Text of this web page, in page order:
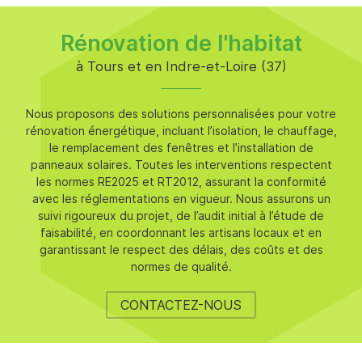
ACCUEIL
- EXTENSION
09 61 25 29
Rénovation de l'habitat
à Tours et en Indre-et-Loire (37)
Nous proposons des solutions personnalisées pour votre
rénovation énergétique, incluant l’isolation, le chauffage,
le remplacement des fenêtres et l’installation de
panneaux solaires. Toutes les interventions respectent
les normes RE2025 et RT2012, assurant la conformité
avec les réglementations en vigueur. Nous assurons un
suivi rigoureux du projet, de l’audit initial à l’étude de
faisabilité, en coordonnant les artisans locaux et en
garantissant le respect des délais, des coûts et des
normes de qualité.
CONTACTEZ-NOUS